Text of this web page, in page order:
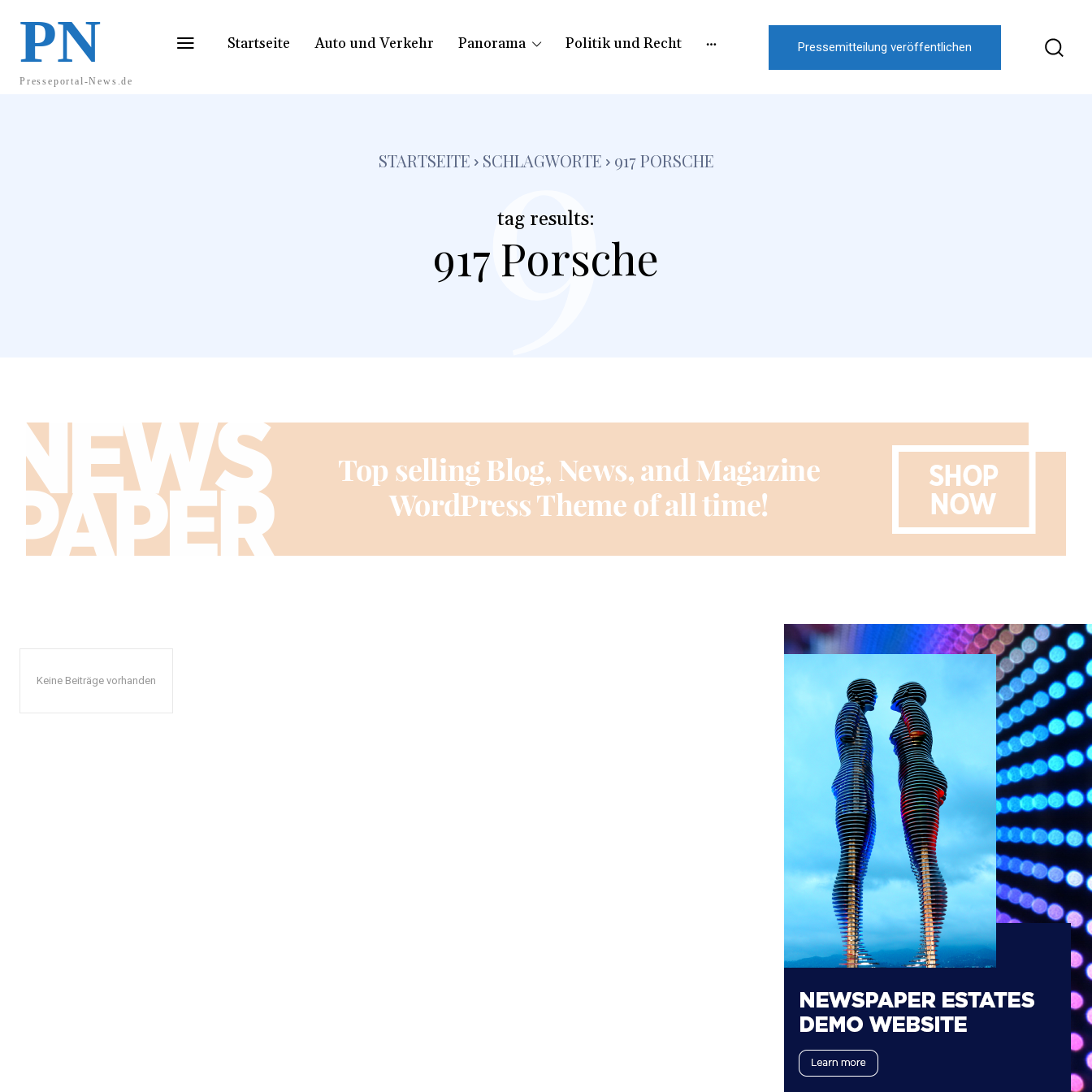
PN
Presseportal-News.de
Startseite Auto und Verkehr Panorama Politik und Recht Pressemitteilung veröffentlichen
STARTSEITE SCHLAGWORTE 917 PORSCHE
tag results:
917 Porsche
9
Keine Beiträge vorhanden